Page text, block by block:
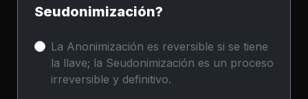
Seudonimización?
La Anonimización es reversible si se tiene
la llave; la Seudonimización es un proceso
irreversible y definitivo.